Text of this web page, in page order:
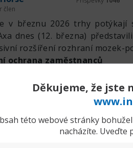
Děkujeme, že jste
této webové stránky
nacházíte. Uveďte
člen
v březnu 2026 trhy
dnes (12. března)
rozšíření rozhraní mozek-
ochrana zaměstnanců
více firem v roce 2026
a únavy svých zaměstnanců,
Privacy:
Nová směrnice
zakazuje zaměstnavatelům